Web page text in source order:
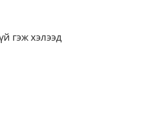
гэж хэлээд